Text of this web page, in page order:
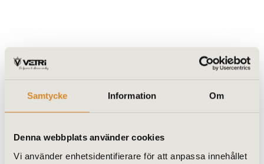
Samtycke Information Om
Denna webbplats använder cookies
Vi använder enhetsidentifierare för att anpassa innehållet